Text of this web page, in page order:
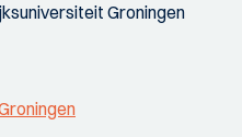
Groningen